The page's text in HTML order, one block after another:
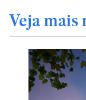
Veja mais